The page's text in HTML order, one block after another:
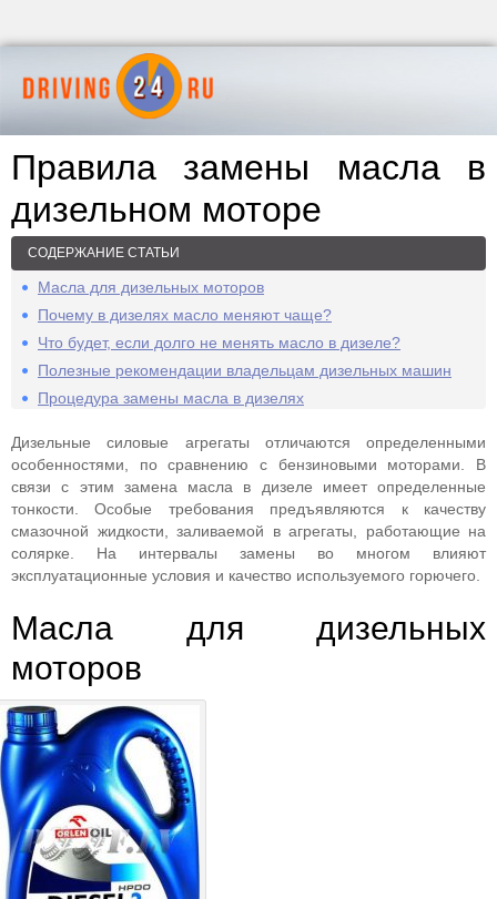
Правила замены масла в
дизельном моторе
СОДЕРЖАНИЕ СТАТЬИ
Масла для дизельных моторов
Почему в дизелях масло меняют чаще?
Что будет, если долго не менять масло в дизеле?
Полезные рекомендации владельцам дизельных машин
Процедура замены масла в дизелях
Дизельные силовые агрегаты отличаются определенными
особенностями, по сравнению с бензиновыми моторами. В
связи с этим замена масла в дизеле имеет определенные
тонкости. Особые требования предъявляются к качеству
смазочной жидкости, заливаемой в агрегаты, работающие на
солярке. На интервалы замены во многом влияют
эксплуатационные условия и качество используемого горючего.
Масла для дизельных
моторов